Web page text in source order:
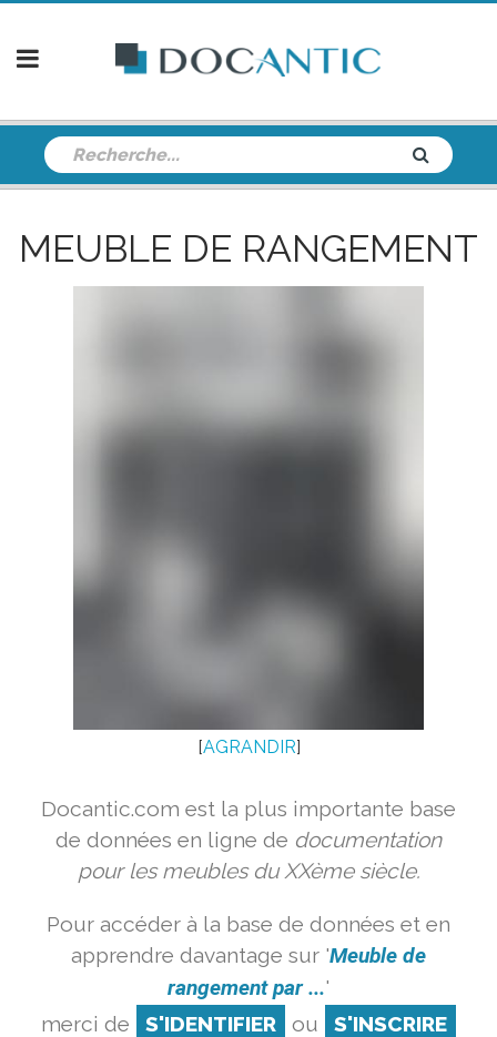
MEUBLE DE RANGEMENT
[AGRANDIR]
Docantic.com est la plus importante base
de données en ligne de documentation
pour les meubles du XXème siècle.
Pour accéder à la base de données et en
apprendre davantage sur 'Meuble de
rangement par ...'
merci de
S'IDENTIFIER ou S'INSCRIRE